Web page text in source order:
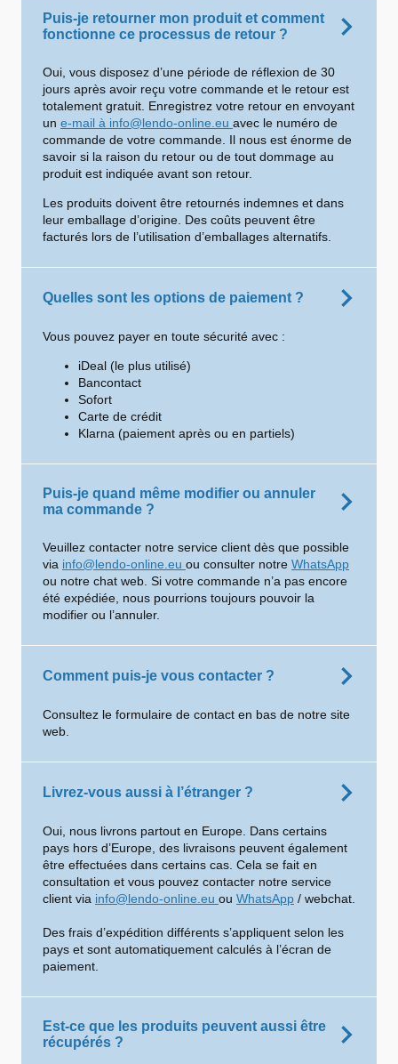
Puis-je retourner mon produit et comment
fonctionne ce processus de retour ?
Oui, vous disposez d’une période de réflexion de 30
jours après avoir reçu votre commande et le retour est
totalement gratuit. Enregistrez votre retour en envoyant
un e-mail à info@lendo-online.eu avec le numéro de
commande de votre commande. Il nous est énorme de
savoir si la raison du retour ou de tout dommage au
produit est indiquée avant son retour.
Les produits doivent être retournés indemnes et dans
leur emballage d’origine. Des coûts peuvent être
facturés lors de l’utilisation d’emballages alternatifs.
Quelles sont les options de paiement ?
Vous pouvez payer en toute sécurité avec :
iDeal (le plus utilisé)
Bancontact
Sofort
Carte de crédit
Klarna (paiement après ou en partiels)
Puis-je quand même modifier ou annuler
ma commande ?
Veuillez contacter notre service client dès que possible
via info@lendo-online.eu ou consulter notre WhatsApp
ou notre chat web. Si votre commande n’a pas encore
été expédiée, nous pourrions toujours pouvoir la
modifier ou l’annuler.
Comment puis-je vous contacter ?
Consultez le formulaire de contact en bas de notre site
web.
Livrez-vous aussi à l’étranger ?
Oui, nous livrons partout en Europe. Dans certains
pays hors d’Europe, des livraisons peuvent également
être effectuées dans certains cas. Cela se fait en
consultation et vous pouvez contacter notre service
client via info@lendo-online.eu ou WhatsApp / webchat.
Des frais d’expédition différents s’appliquent selon les
pays et sont automatiquement calculés à l’écran de
paiement.
Est-ce que les produits peuvent aussi être
récupérés ?